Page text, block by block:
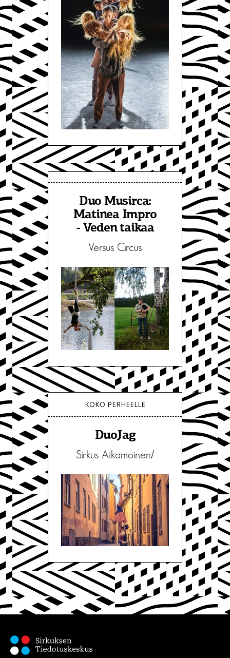
Duo Musirca:
Matinea Impro
- Veden taikaa
Versus Circus
KOKO PERHEELLE
DuoJag
Sirkus Aikamoinen/